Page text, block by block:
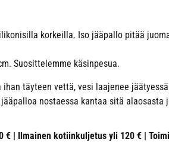
korkeilla. Iso jääpallo pitää
Suosittelemme käsinpesua.
täyteen vettä, vesi laajenee
nostaessa kantaa sitä alaosasta
€ | Ilmainen kotiinkuljetus yli 120 € |